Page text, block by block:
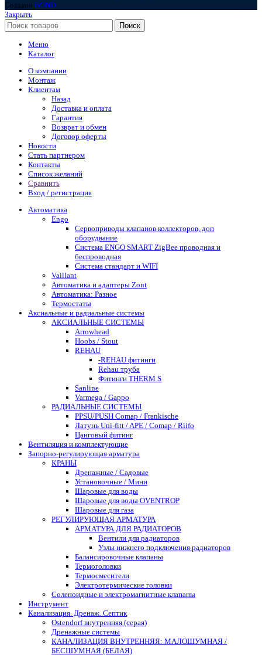
Создано BOND
Закрыть
Поиск
Меню
Каталог
О компании
Монтаж
Клиентам
Назад
Доставка и оплата
Гарантия
Возврат и обмен
Договор оферты
Новости
Стать партнером
Контакты
Список желаний
Сравнить
Вход / регистрация
Автоматика
Engo
Сервоприводы клапанов коллекторов, доп
оборудвание
Система ENGO SMART ZigBee проводная и
беспроводная
Система стандарт и WIFI
Vaillant
Автоматика и адаптеры Zont
Автоматика: Разное
Термостаты
Аксиальные и радиальные системы
АКСИАЛЬНЫЕ СИСТЕМЫ
Arrowhead
Hoobs / Stout
REHAU
-REHAU фитинги
Rehau труба
Фитинги THERM S
Sanline
Varmega / Gappo
РАДИАЛЬНЫЕ СИСТЕМЫ
PPSU/PUSH Comap / Frankische
Латунь Uni-fitt / APE / Comap / Riifo
Цанговый фитинг
Вентиляция и комплектующие
Запорно-регулирующая арматура
КРАНЫ
Дренажные / Садовые
Установочные / Мини
Шаровые для воды
Шаровые для воды OVENTROP
Шаровые для газа
РЕГУЛИРУЮЩАЯ АРМАТУРА
АРМАТУРА ДЛЯ РАДИАТОРОВ
Вентили для радиаторов
Узлы нижнего подключения радиаторов
Балансировочные клапаны
Термоголовки
Термосмесители
Электротермические головки
Соленоидные и электромагнитные клапаны
Инструмент
Канализация. Дренаж. Септик
Ostendorf внутренняя (серая)
Дренажные системы
КАНАЛИЗАЦИЯ ВНУТРЕННЯЯ: МАЛОШУМНАЯ /
БЕСШУМНАЯ (БЕЛАЯ)